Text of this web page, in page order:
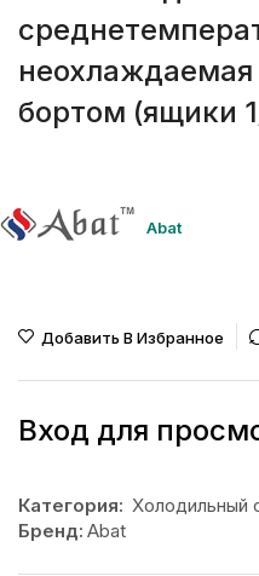
бортом (ящики
Abat
Добавить В Избранное
Вход для
Категория: Холодильный
Бренд: Abat